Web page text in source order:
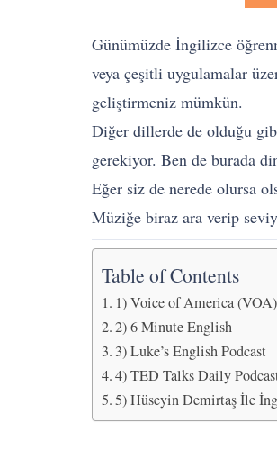
Günümüzde İngilizce
veya çeşitli uygulamalar
geliştirmeniz mümkün.
Diğer dillerde de olduğu
gerekiyor. Ben de burada
Eğer siz de nerede olursa
Müziğe biraz ara verip
Table of Contents
1) Voice of America (VOA)
2) 6 Minute English
3) Luke’s English Podcast
4) TED Talks Daily
5) Hüseyin Demirtaş İle